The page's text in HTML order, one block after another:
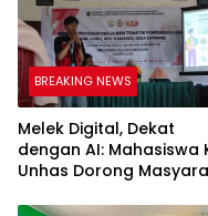
BREAKING NEWS
Melek Digital, Dekat
dengan AI: Mahasiswa
Unhas Dorong